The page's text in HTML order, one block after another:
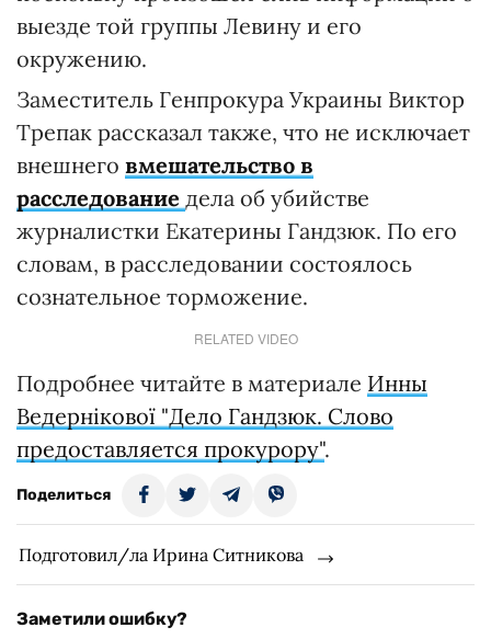
выезде той группы Левину и его
окружению.
Заместитель Генпрокура Украины Виктор
Трепак рассказал также, что не исключает
внешнего вмешательство в
расследование дела об убийстве
журналистки Екатерины Гандзюк. По его
словам, в расследовании состоялось
сознательное торможение.
RELATED VIDEO
Подробнее читайте в материале Инны
Ведернікової "Дело Гандзюк. Слово
предоставляется прокурору".
Поделиться
Подготовил/ла Ирина Ситникова
Заметили ошибку?